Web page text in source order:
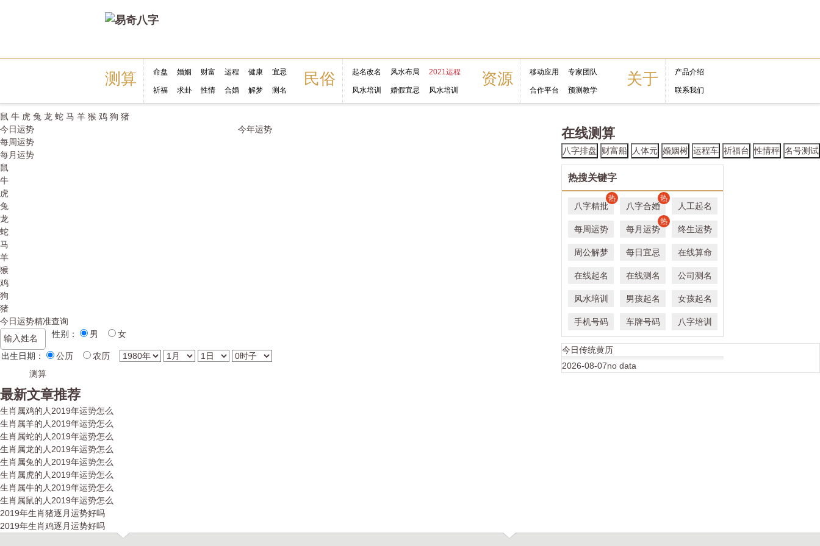
测算 命盘 婚姻 财富 运程 健康 宜忌
祈福 求卦 性情 合婚 解梦 测名
民俗 起名改名 风水布局 2021运程
风水培训 婚假宜忌 风水培训
资源 移动应用 专家团队
合作平台 预测教学
关于 产品介绍
联系我们
鼠 牛 虎 兔 龙 蛇 马 羊 猴 鸡 狗 猪
今日运势
每周运势
每月运势
今年运势
鼠
牛
虎
兔
龙
蛇
马
羊
猴
鸡
狗
猪
今日运势精准查询
性别：
男 女
出生日期： 公历 农历
最新文章推荐
生肖属鸡的人2019年运势怎么
生肖属羊的人2019年运势怎么
生肖属蛇的人2019年运势怎么
生肖属龙的人2019年运势怎么
生肖属兔的人2019年运势怎么
生肖属虎的人2019年运势怎么
生肖属牛的人2019年运势怎么
生肖属鼠的人2019年运势怎么
2019年生肖猪逐月运势好吗
2019年生肖鸡逐月运势好吗
在线测算
八字排盘 财富船 人体元 婚姻树 运程车 祈福台 性情秤 名号测试
热搜关键字
八字精批
热
八字合婚
热
人工起名
每周运势 每月运势
热
终生运势
周公解梦 每日宜忌 在线算命
在线起名 在线测名 公司测名
风水培训 男孩起名 女孩起名
手机号码 车牌号码 八字培训
今日传统黄历
2026-08-07no data